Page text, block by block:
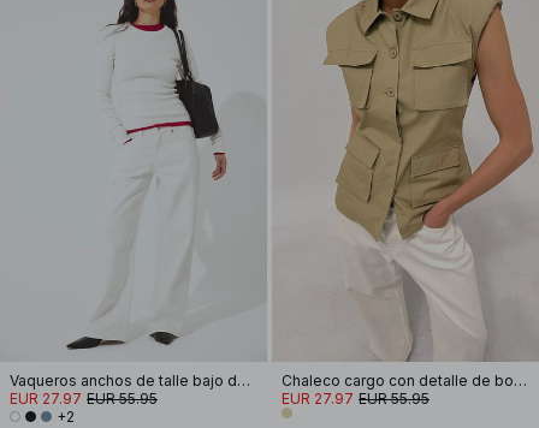
Vaqueros anchos de talle bajo de Studio
EUR 27.97 EUR 55.95
+2
Chaleco cargo con detalle de bolsillo
EUR 27.97 EUR 55.95